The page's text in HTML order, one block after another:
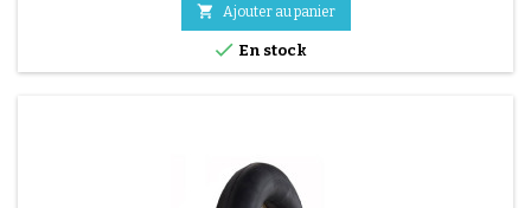
 Ajouter au panier
 En stock